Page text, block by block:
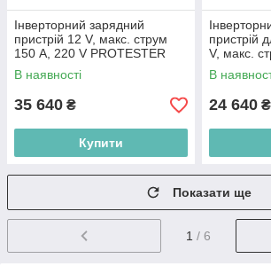
Інверторний зарядний
пристрій 12 V, макс. струм
150 A, 220 V PROTESTER
IPS-7PRO
В наявності
35 640 ₴
Купити
пристрій
V, макс.
В
24 640 ₴
Показати ще
1 / 6